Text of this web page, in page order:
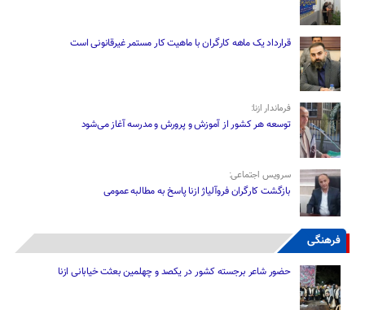
قرارداد یک ماهه کارگران با ماهیت کار مستمر غیرقانونی است
فرماندار ازنا:
توسعه هر کشور از آموزش و پرورش و مدرسه آغاز می‌شود
سرویس اجتماعی:
بازگشت کارگران فروآلیاژ ازنا پاسخ به مطالبه عمومی
فرهنگی
حضور شاعر برجسته کشور در یکصد و چهلمین بعثت خیابانی ازنا